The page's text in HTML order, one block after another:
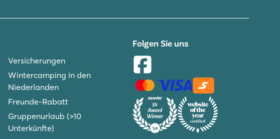
Versicherungen
Wintercamping in den
Niederlanden
Freunde-Rabatt
Gruppenurlaub (>10
Unterkünfte)
Folgen Sie uns